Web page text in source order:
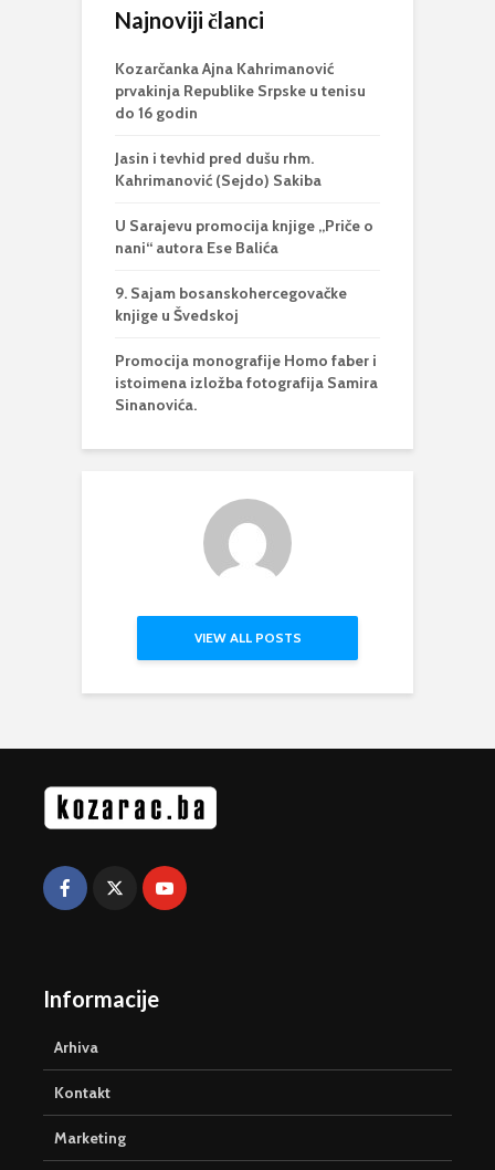
Najnoviji članci
Kozarčanka Ajna Kahrimanović
prvakinja Republike Srpske u tenisu
do 16 godin
Jasin i tevhid pred dušu rhm.
Kahrimanović (Sejdo) Sakiba
U Sarajevu promocija knjige „Priče o
nani“ autora Ese Balića
9. Sajam bosanskohercegovačke
knjige u Švedskoj
Promocija monografije Homo faber i
istoimena izložba fotografija Samira
Sinanovića.
VIEW ALL POSTS
Informacije
Arhiva
Kontakt
Marketing